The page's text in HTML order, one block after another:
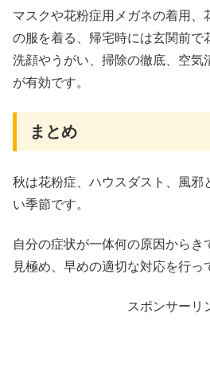
マスクや花粉症用メガネの着用、
の服を着る、帰宅時には玄関前で
洗顔やうがい、掃除の徹底、空気
が有効です。
まとめ
秋は花粉症、ハウスダスト、風邪
い季節です。
自分の症状が一体何の原因からき
見極め、早めの適切な対応を行っ
スポンサーリ